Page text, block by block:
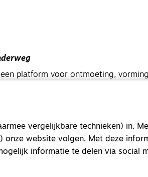
platform voor ontmoeting,
5827 86
vergelijkbare technieken) in.
website volgen. Met deze
informatie te delen via social